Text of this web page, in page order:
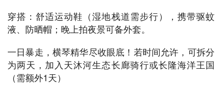
穿搭：舒适运动鞋（湿地栈道需步行），携带驱蚊
液、防晒帽；晚上拍夜景可备外套。
一日暴走，横琴精华尽收眼底！若时间允许，可拆分
为两天，加入天沐河生态长廊骑行或长隆海洋王国
（需额外1天）